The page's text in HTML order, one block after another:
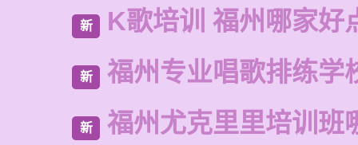
新 K歌培训 福州哪家好
新 福州专业唱歌排练学
新 福州尤克里里培训班